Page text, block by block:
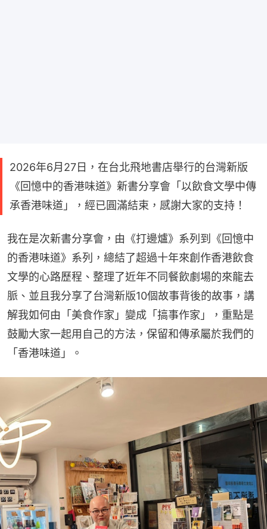
2026年6月27日，在台北飛地書店舉行的台灣新版
《回憶中的香港味道》新書分享會「以飲食文學中傳
承香港味道」，經已圓滿結束，感謝大家的支持！
我在是次新書分享會，由《打邊爐》系列到《回憶中
的香港味道》系列，總結了超過十年來創作香港飲食
文學的心路歷程、整理了近年不同餐飲劇場的來龍去
脈、並且我分享了台灣新版10個故事背後的故事，講
解我如何由「美食作家」變成「搞事作家」，重點是
鼓勵大家一起用自己的方法，保留和傳承屬於我們的
「香港味道」。